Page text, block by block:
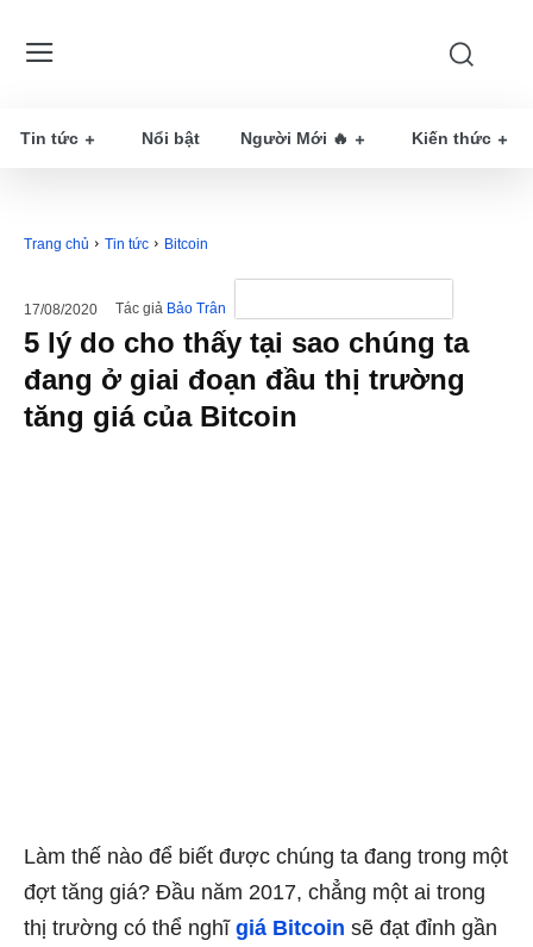
Tin tức Nổi bật Người Mới 🔥 Kiến thức
Trang chủ Tin tức Bitcoin
17/08/2020 Tác giả Bảo Trân
5 lý do cho thấy tại sao chúng ta
đang ở giai đoạn đầu thị trường
tăng giá của Bitcoin
Làm thế nào để biết được chúng ta đang trong một
đợt tăng giá? Đầu năm 2017, chẳng một ai trong
thị trường có thể nghĩ giá Bitcoin sẽ đạt đỉnh gần